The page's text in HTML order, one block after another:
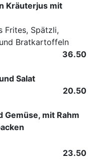
Kräuterjus mit
Frites, Spätzli,
Bratkartoffeln
36.50
Salat
20.50
Gemüse, mit Rahm
23.50